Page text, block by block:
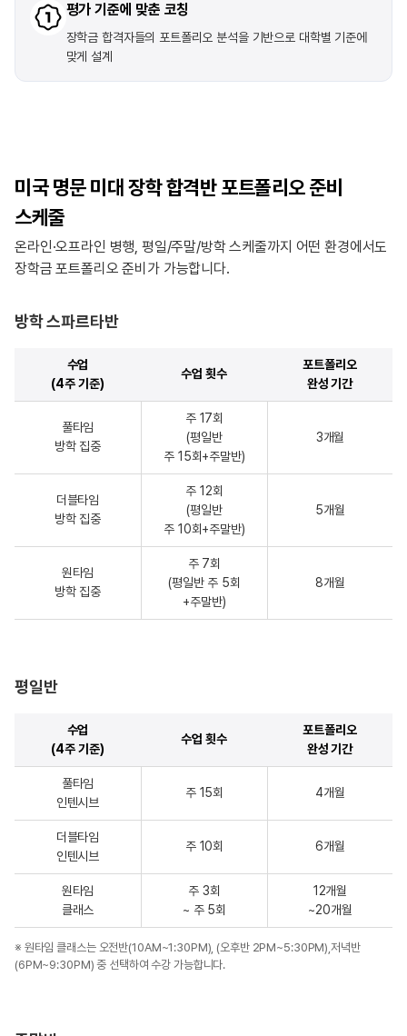
평가 기준에 맞춘 코칭
장학금 합격자들의 포트폴리오 분석을 기반으로 대학별 기준에
맞게 설계
미국 명문 미대 장학 합격반 포트폴리오 준비
스케줄
온라인·오프라인 병행, 평일/주말/방학 스케줄까지 어떤 환경에서도
장학금 포트폴리오 준비가 가능합니다.
방학 스파르타반
수업
(4주 기준)
수업 횟수
포트폴리오
완성 기간
풀타임
방학 집중
주 17회
(평일반
주 15회+주말반)
3개월
더블타임
방학 집중
주 12회
(평일반
주 10회+주말반)
5개월
원타임
방학 집중
주 7회
(평일반 주 5회
+주말반)
8개월
평일반
수업
(4주 기준)
수업 횟수
포트폴리오
완성 기간
풀타임
인텐시브
주 15회 4개월
더블타임
인텐시브
주 10회 6개월
원타임
클래스
주 3회
~ 주 5회
12개월
~20개월
※ 원타임 클래스는 오전반(10AM~1:30PM), (오후반 2PM~5:30PM),저녁반
(6PM~9:30PM) 중 선택하여 수강 가능합니다.